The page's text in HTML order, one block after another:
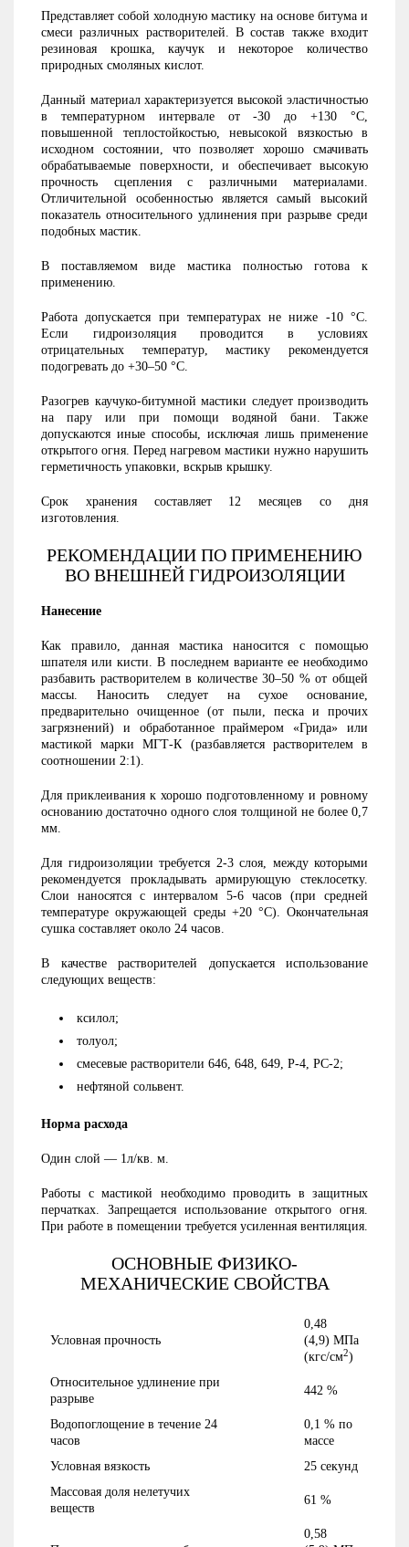
Представляет собой холодную мастику на основе битума и
смеси различных растворителей. В состав также входит
резиновая крошка, каучук и некоторое количество
природных смоляных кислот.
Данный материал характеризуется высокой эластичностью
в температурном интервале от -30 до +130 °С,
повышенной теплостойкостью, невысокой вязкостью в
исходном состоянии, что позволяет хорошо смачивать
обрабатываемые поверхности, и обеспечивает высокую
прочность сцепления с различными материалами.
Отличительной особенностью является самый высокий
показатель относительного удлинения при разрыве среди
подобных мастик.
В поставляемом виде мастика полностью готова к
применению.
Работа допускается при температурах не ниже -10 °С.
Если гидроизоляция проводится в условиях
отрицательных температур, мастику рекомендуется
подогревать до +30–50 °С.
Разогрев каучуко-битумной мастики следует производить
на пару или при помощи водяной бани. Также
допускаются иные способы, исключая лишь применение
открытого огня. Перед нагревом мастики нужно нарушить
герметичность упаковки, вскрыв крышку.
Срок хранения составляет 12 месяцев со дня
изготовления.
РЕКОМЕНДАЦИИ ПО ПРИМЕНЕНИЮ
ВО ВНЕШНЕЙ ГИДРОИЗОЛЯЦИИ
Нанесение
Как правило, данная мастика наносится с помощью
шпателя или кисти. В последнем варианте ее необходимо
разбавить растворителем в количестве 30–50 % от общей
массы. Наносить следует на сухое основание,
предварительно очищенное (от пыли, песка и прочих
загрязнений) и обработанное праймером «Грида» или
мастикой марки МГТ-К (разбавляется растворителем в
соотношении 2:1).
Для приклеивания к хорошо подготовленному и ровному
основанию достаточно одного слоя толщиной не более 0,7
мм.
Для гидроизоляции требуется 2-3 слоя, между которыми
рекомендуется прокладывать армирующую стеклосетку.
Слои наносятся с интервалом 5-6 часов (при средней
температуре окружающей среды +20 °С). Окончательная
сушка составляет около 24 часов.
В качестве растворителей допускается использование
следующих веществ:
ксилол;
толуол;
смесевые растворители 646, 648, 649, Р-4, РС-2;
нефтяной сольвент.
Норма расхода
Один слой — 1л/кв. м.
Работы с мастикой необходимо проводить в защитных
перчатках. Запрещается использование открытого огня.
При работе в помещении требуется усиленная вентиляция.
ОСНОВНЫЕ ФИЗИКО-
МЕХАНИЧЕСКИЕ СВОЙСТВА
Условная прочность
0,48
(4,9) МПа
(кгс/см2)
Относительное удлинение при
разрыве
442 %
Водопоглощение в течение 24
часов
0,1 % по
массе
Условная вязкость
25 секунд
Массовая доля нелетучих
веществ
61 %
0,58